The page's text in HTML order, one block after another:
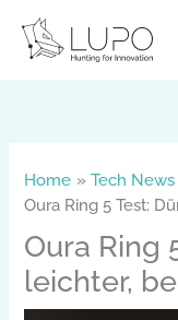
content
Home
Tech News
Oura Ring 5 Test:
Oura Ring
leichter,